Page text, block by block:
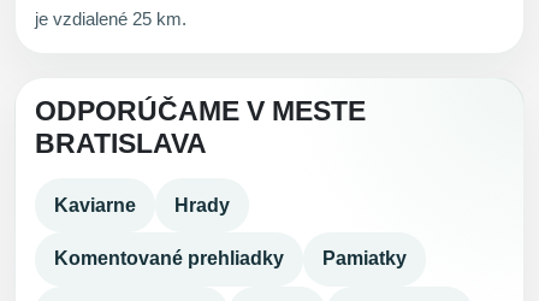
je vzdialené 25 km.
ODPORÚČAME V MESTE
BRATISLAVA
Kaviarne Hrady
Komentované prehliadky Pamiatky